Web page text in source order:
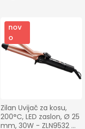
nov
o
Zilan Uvijač za kosu,
200°C, LED zaslon, Ø 25
mm, 30W - ZLN9532